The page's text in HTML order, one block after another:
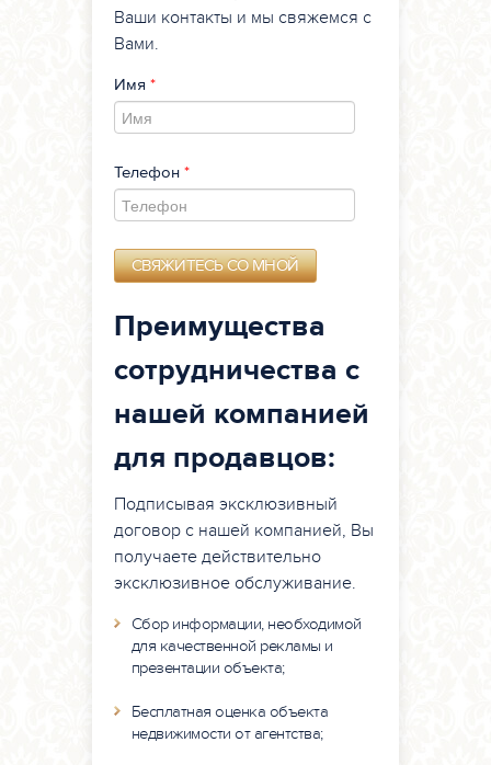
ЗАРУБЕЖНАЯ НЕДВИЖИМОСТЬ
КОНТАКТЫ
ФОРМА ПОИСКА
ПОИСК
+7 (701) 672‒88‒10
Ваши контакты и мы свяжемся с
Вами.
Имя *
Телефон *
Преимущества
сотрудничества с
нашей компанией
для продавцов:
Подписывая эксклюзивный
договор с нашей компанией, Вы
получаете действительно
эксклюзивное обслуживание.
Сбор информации, необходимой
для качественной рекламы и
презентации объекта;
Бесплатная оценка объекта
недвижимости от агентства;